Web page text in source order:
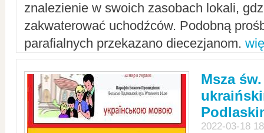
znalezienie w swoich zasobach lokali,
zakwaterować uchodźców. Podobną
parafialnych przekazano diecezjanom.
Msza
2022-03-18